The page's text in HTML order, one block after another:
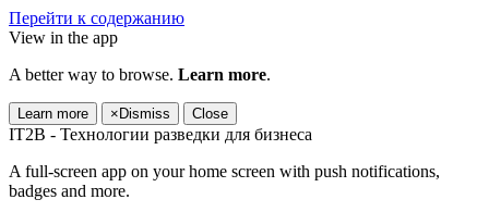
Перейти к содержанию
View in the app
A better way to browse. Learn more.
Learn more × Dismiss Close
IT2B - Технологии разведки для бизнеса
A full-screen app on your home screen with push notifications,
badges and more.